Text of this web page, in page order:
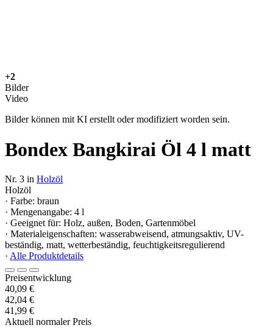
+2
Bilder
Video
Bilder können mit KI erstellt oder modifiziert worden sein.
Bondex Bangkirai Öl 4 l matt
Nr. 3 in Holzöl
Holzöl
· Farbe: braun
· Mengenangabe: 4 l
· Geeignet für: Holz, außen, Boden, Gartenmöbel
· Materialeigenschaften: wasserabweisend, atmungsaktiv, UV-
beständig, matt, wetterbeständig, feuchtigkeitsregulierend
· Alle Produktdetails
Preisentwicklung
40,09 €
42,04 €
41,99 €
Aktuell normaler Preis